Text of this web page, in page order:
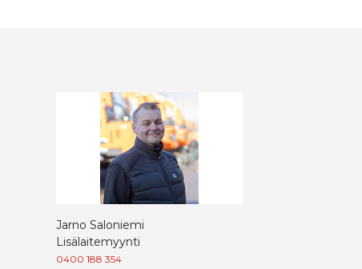
Jarno Saloniemi
Lisälaitemyynti
0400 188 354